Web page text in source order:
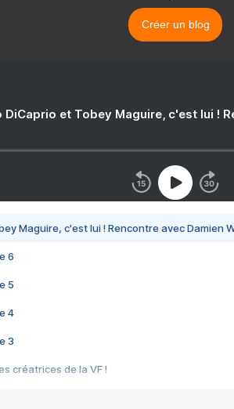
Créer un blog
DiCaprio et Tobey Maguire, c'est lui !
Maguire, c'est lui ! Rencontre avec Damien
6
5
4
3
créatrices de la VF !